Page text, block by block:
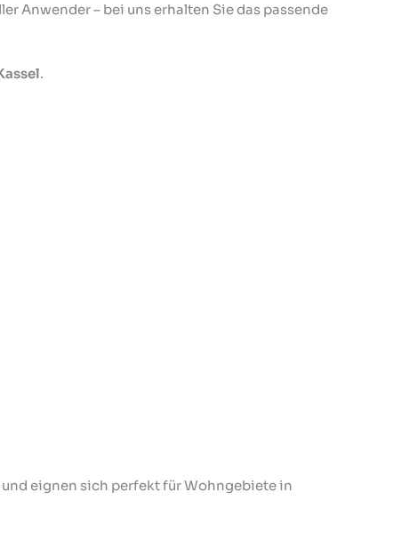
Anwender – bei uns erhalten Sie das passende
.
eignen sich perfekt für Wohngebiete in